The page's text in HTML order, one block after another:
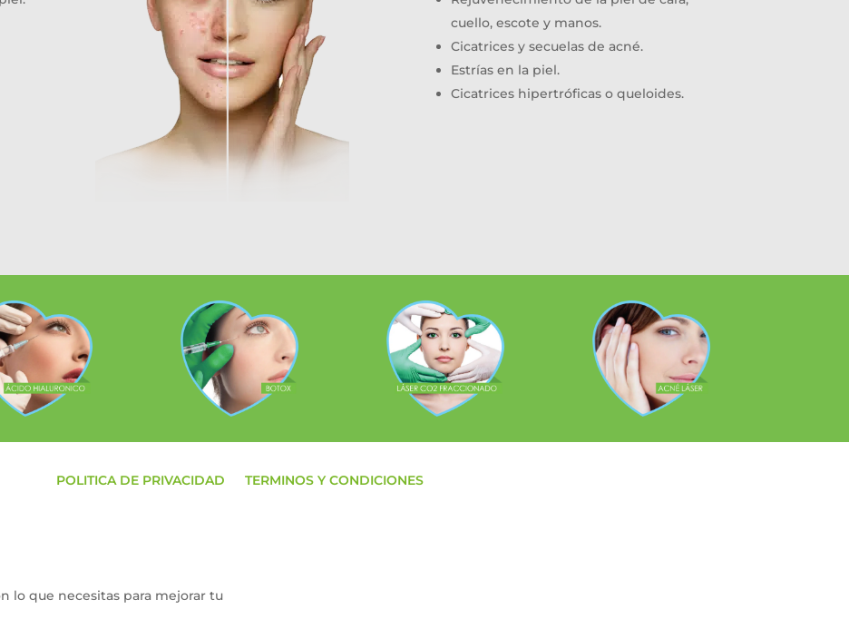
cuello, escote y manos.
Cicatrices y secuelas de acné.
Estrías en la piel.
Cicatrices hipertróficas o queloides.
POLITICA DE PRIVACIDAD TERMINOS Y CONDICIONES
lo que necesitas para mejorar tu